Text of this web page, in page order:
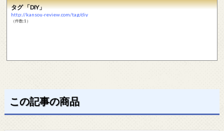
タグ 「DIY」
http://kansou-review.com/tag/diy
（件数:1）
この記事の商品